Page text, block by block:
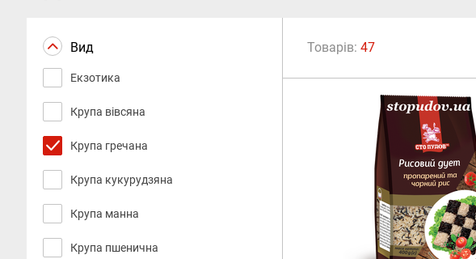
Вид
Екзотика
Крупа вівсяна
Крупа гречана
Крупа кукурудзяна
Крупа манна
Крупа пшенична
Товарів: 47